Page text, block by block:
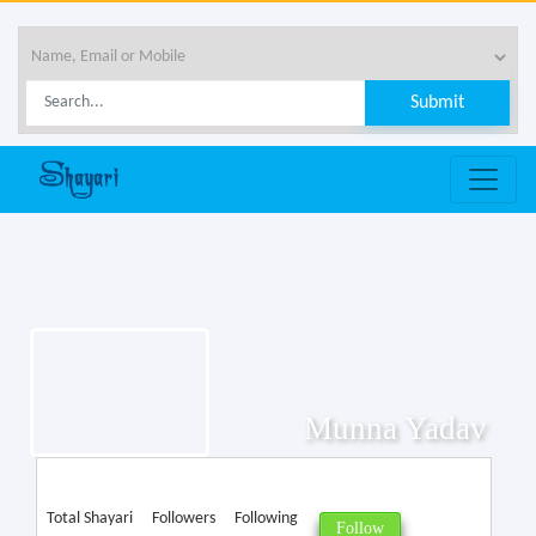
Munna Yadav
Total Shayari Followers Following